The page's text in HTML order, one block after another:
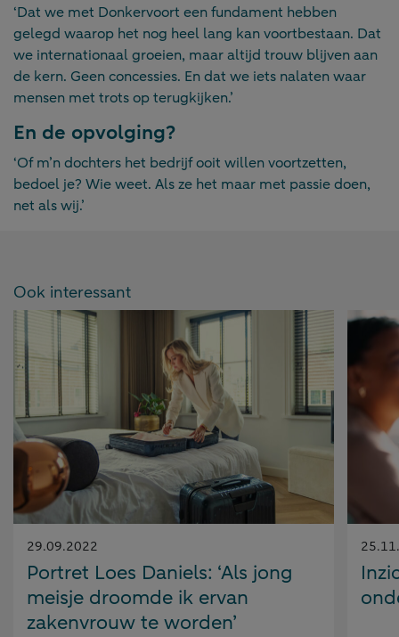
‘Dat we met Donkervoort een fundament hebben
gelegd waarop het nog heel lang kan voortbestaan. Dat
we internationaal groeien, maar altijd trouw blijven aan
de kern. Geen concessies. En dat we iets nalaten waar
mensen met trots op terugkijken.’
En de opvolging?
‘Of m’n dochters het bedrijf ooit willen voortzetten,
bedoel je? Wie weet. Als ze het maar met passie doen,
net als wij.’
Ook interessant
Gepubliceerd
op:
29.09.2022
Portret Loes Daniels: ‘Als jong
meisje droomde ik ervan
zakenvrouw te worden’
op: